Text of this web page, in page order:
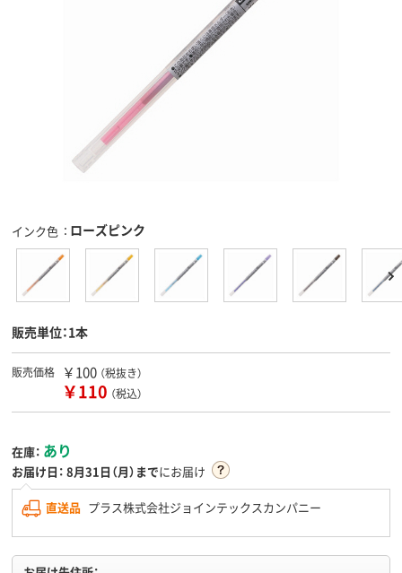
インク色 ローズピンク
販売単位：1本
販売価格 ￥100 （税抜き）
￥110 （税込）
在庫： あり
お届け日： 8月31日（月）までにお届け
直送品 プラス株式会社ジョインテックスカンパニー